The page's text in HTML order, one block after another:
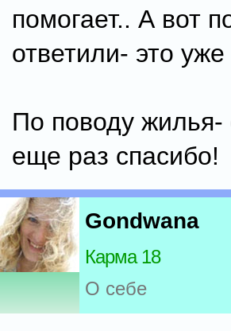
помогает.. А вот
ответили- это
По поводу жилья-
еще раз спасибо!
Gondwana
Карма 18
О себе